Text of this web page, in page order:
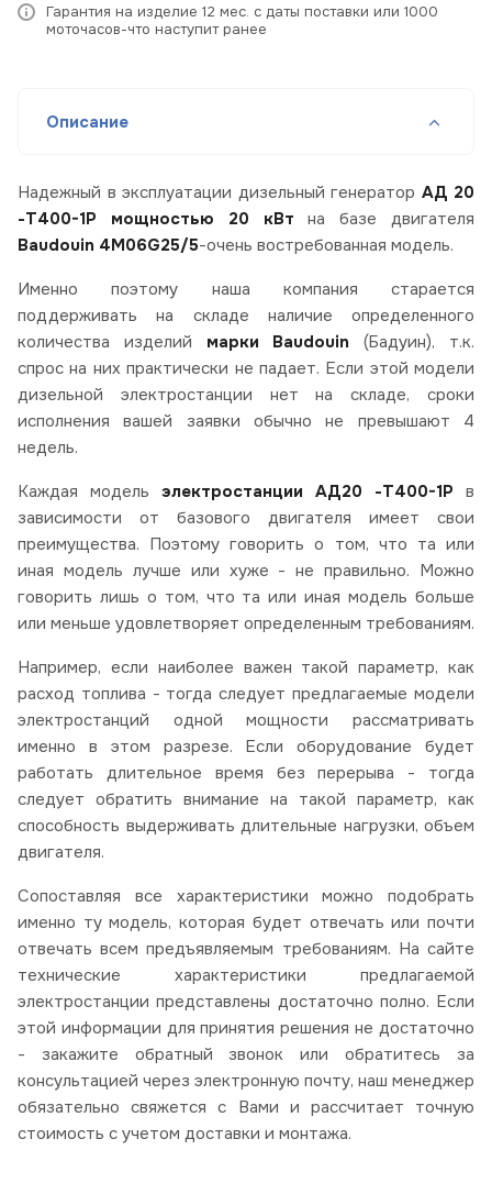
Гарантия на изделие 12 мес. с даты поставки или 1000
моточасов-что наступит ранее
Описание
Надежный в эксплуатации дизельный генератор АД 20
-Т400-1Р мощностью 20 кВт на базе двигателя
Baudouin 4M06G25/5-очень востребованная модель.
Именно поэтому наша компания старается
поддерживать на складе наличие определенного
количества изделий марки Baudouin(Бадуин), т.к.
спрос на них практически не падает. Если этой модели
дизельной электростанции нет на складе, сроки
исполнения вашей заявки обычно не превышают 4
недель.
Каждая модель электростанции АД20 -Т400-1Р в
зависимости от базового двигателя имеет свои
преимущества. Поэтому говорить о том, что та или
иная модель лучше или хуже - не правильно. Можно
говорить лишь о том, что та или иная модель больше
или меньше удовлетворяет определенным требованиям.
Например, если наиболее важен такой параметр, как
расход топлива - тогда следует предлагаемые модели
электростанций одной мощности рассматривать
именно в этом разрезе. Если оборудование будет
работать длительное время без перерыва - тогда
следует обратить внимание на такой параметр, как
способность выдерживать длительные нагрузки, объем
двигателя.
Сопоставляя все характеристики можно подобрать
именно ту модель, которая будет отвечать или почти
отвечать всем предъявляемым требованиям. На сайте
технические характеристики предлагаемой
электростанции представлены достаточно полно. Если
этой информации для принятия решения не достаточно
- закажите обратный звонок или обратитесь за
консультацией через электронную почту, наш менеджер
обязательно свяжется с Вами и рассчитает точную
стоимость с учетом доставки и монтажа.